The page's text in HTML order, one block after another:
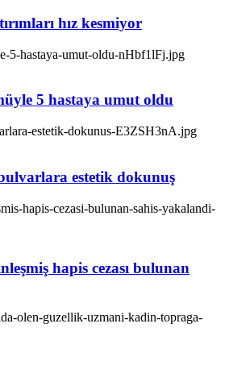
hız kesmiyor
5 hastaya umut oldu
estetik dokunuş
hapis cezası bulunan